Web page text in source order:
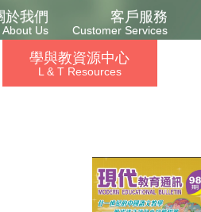
於我們
About Us
客戶服務
Customer Services
學與教資源中心
L & T Resources